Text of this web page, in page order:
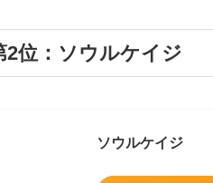
2位：ソウルケイジ
ソウルケイジ